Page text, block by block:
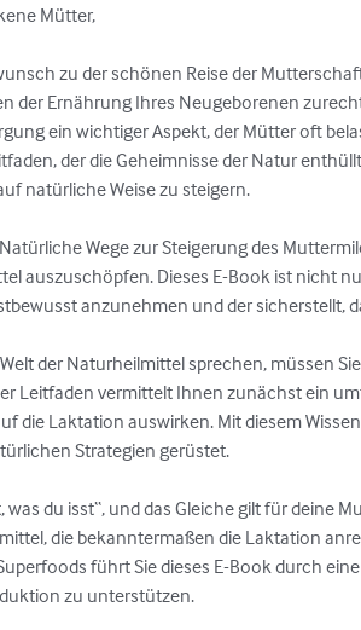
Mütter,
zu der schönen Reise der
der Ernährung Ihres Neugeborenen
ein wichtiger Aspekt, der Mütter oft
der die Geheimnisse der Natur
natürliche Weise zu steigern.
Wege zur Steigerung des
auszuschöpfen. Dieses E-Book ist nicht
anzunehmen und der sicherstellt,
der Naturheilmittel sprechen, müssen
Leitfaden vermittelt Ihnen zunächst ein
die Laktation auswirken. Mit diesem
Strategien gerüstet.
was du isst“, und das Gleiche gilt für
die bekanntermaßen die Laktation
führt Sie dieses E-Book durch
zu unterstützen.